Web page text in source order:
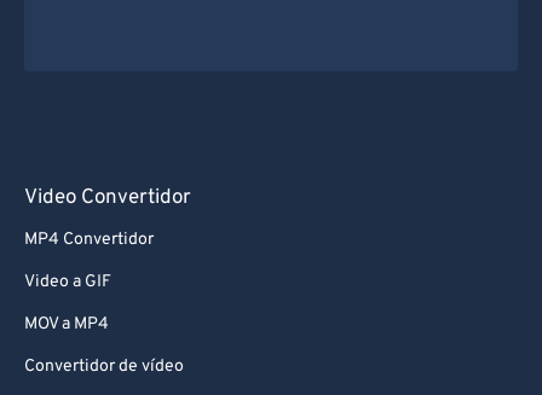
Video Convertidor
MP4 Convertidor
Video a GIF
MOV a MP4
Convertidor de vídeo